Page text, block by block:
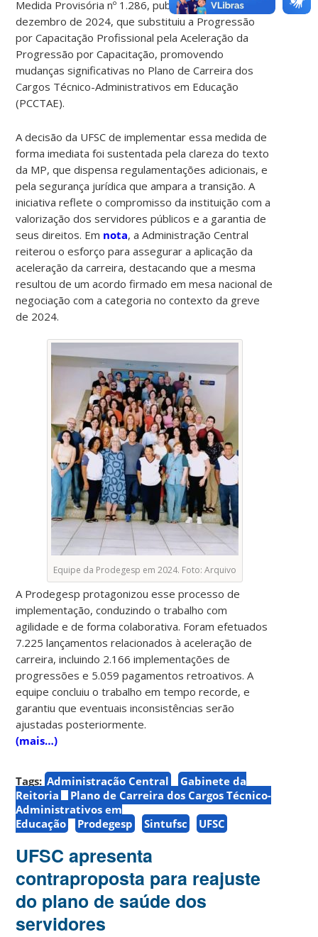
Medida Provisória nº 1.286, publicada em 31 de
dezembro de 2024, que substituiu a Progressão
por Capacitação Profissional pela Aceleração da
Progressão por Capacitação, promovendo
mudanças significativas no Plano de Carreira dos
Cargos Técnico-Administrativos em Educação
(PCCTAE).
A decisão da UFSC de implementar essa medida de
forma imediata foi sustentada pela clareza do texto
da MP, que dispensa regulamentações adicionais, e
pela segurança jurídica que ampara a transição. A
iniciativa reflete o compromisso da instituição com a
valorização dos servidores públicos e a garantia de
seus direitos. Em nota, a Administração Central
reiterou o esforço para assegurar a aplicação da
aceleração da carreira, destacando que a mesma
resultou de um acordo firmado em mesa nacional de
negociação com a categoria no contexto da greve
de 2024.
Equipe da Prodegesp em 2024. Foto: Arquivo
A Prodegesp protagonizou esse processo de
implementação, conduzindo o trabalho com
agilidade e de forma colaborativa. Foram efetuados
7.225 lançamentos relacionados à aceleração de
carreira, incluindo 2.166 implementações de
progressões e 5.059 pagamentos retroativos. A
equipe concluiu o trabalho em tempo recorde, e
garantiu que eventuais inconsistências serão
ajustadas posteriormente.
(mais…)
Tags: Administração Central
Gabinete da
Reitoria
Plano de Carreira dos Cargos Técnico-
Administrativos em
Educação
Prodegesp Sintufsc UFSC
UFSC apresenta
contraproposta para reajuste
do plano de saúde dos
servidores